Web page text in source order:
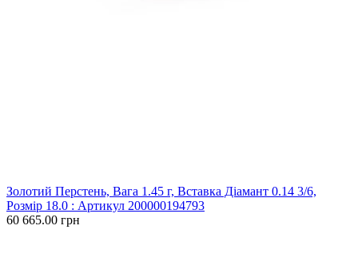
Золотий Перстень, Вага 1.45 г, Вставка Діамант 0.14 3/6,
Розмір 18.0 : Артикул 200000194793
60 665.00 грн